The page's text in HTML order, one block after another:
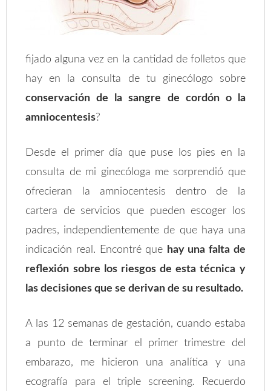
fijado alguna vez en la cantidad de folletos que
hay en la consulta de tu ginecólogo sobre
conservación de la sangre de cordón o la
amniocentesis?
Desde el primer día que puse los pies en la
consulta de mi ginecóloga me sorprendió que
ofrecieran la amniocentesis dentro de la
cartera de servicios que pueden escoger los
padres, independientemente de que haya una
indicación real. Encontré que hay una falta de
reflexión sobre los riesgos de esta técnica y
las decisiones que se derivan de su resultado.
A las 12 semanas de gestación, cuando estaba
a punto de terminar el primer trimestre del
embarazo, me hicieron una analítica y una
ecografía para el triple screening. Recuerdo